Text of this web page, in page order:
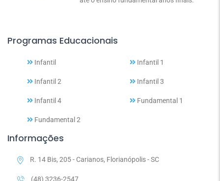
Programas Educacionais
Infantil Infantil 1
Infantil 2 Infantil 3
Infantil 4 Fundamental 1
Fundamental 2
Informações
R. 14 Bis, 205 - Carianos, Florianópolis - SC
(48) 3236-2547